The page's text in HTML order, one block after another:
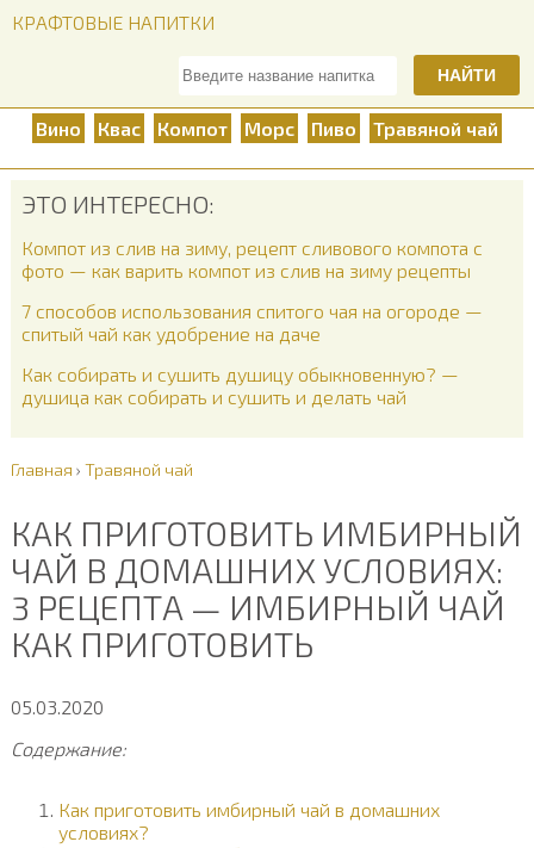
КРАФТОВЫЕ НАПИТКИ
НАЙТИ
Вино Квас Компот Морс Пиво Травяной чай
ЭТО ИНТЕРЕСНО:
Компот из слив на зиму, рецепт сливового компота с
фото — как варить компот из слив на зиму рецепты
7 способов использования спитого чая на огороде —
спитый чай как удобрение на даче
Как собирать и сушить душицу обыкновенную? —
душица как собирать и сушить и делать чай
Главная › Травяной чай
КАК ПРИГОТОВИТЬ ИМБИРНЫЙ
ЧАЙ В ДОМАШНИХ УСЛОВИЯХ:
3 РЕЦЕПТА — ИМБИРНЫЙ ЧАЙ
КАК ПРИГОТОВИТЬ
05.03.2020
Содержание:
Как приготовить имбирный чай в домашних
условиях?